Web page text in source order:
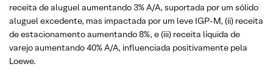
receita de aluguel aumentando 3% A/A, suportada por um sólido
aluguel excedente, mas impactada por um leve IGP-M, (ii) receita
de estacionamento aumentando 8%, e (iii) receita líquida de
varejo aumentando 40% A/A, influenciada positivamente pela
Loewe.